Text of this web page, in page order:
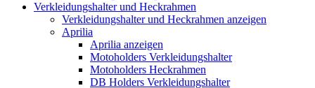
Verkleidungshalter und Heckrahmen
Verkleidungshalter und Heckrahmen anzeigen
Aprilia
Aprilia anzeigen
Motoholders Verkleidungshalter
Motoholders Heckrahmen
DB Holders Verkleidungshalter